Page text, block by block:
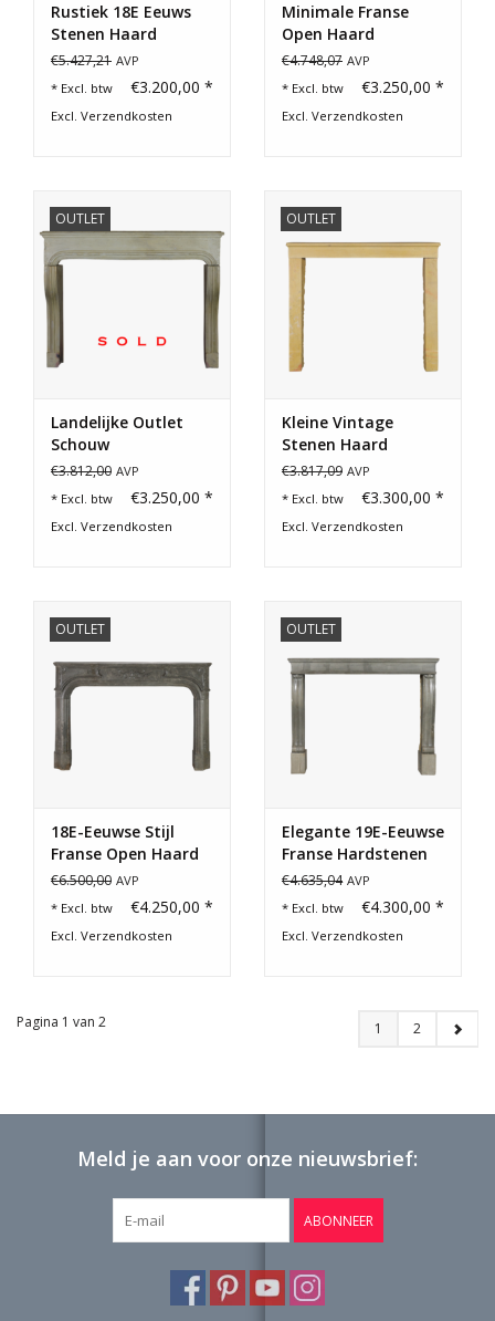
Rustiek 18E Eeuws
Stenen Haard
Element
€5.427,21 AVP
€3.200,00 *
* Excl. btw
Excl. Verzendkosten
Minimale Franse
Open Haard
€4.748,07 AVP
€3.250,00 *
* Excl. btw
Excl. Verzendkosten
OUTLET
Landelijke Outlet
Schouw
€3.812,00 AVP
€3.250,00 *
* Excl. btw
Excl. Verzendkosten
OUTLET
Kleine Vintage
Stenen Haard
Mantel
€3.817,09 AVP
€3.300,00 *
* Excl. btw
Excl. Verzendkosten
OUTLET
18E-Eeuwse Stijl
Franse Open Haard
€6.500,00 AVP
€4.250,00 *
* Excl. btw
Excl. Verzendkosten
OUTLET
Elegante 19E-Eeuwse
Franse Hardstenen
Schouw
€4.635,04 AVP
€4.300,00 *
* Excl. btw
Excl. Verzendkosten
Pagina 1 van 2 1 2
Meld je aan voor onze nieuwsbrief:
ABONNEER